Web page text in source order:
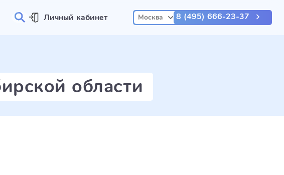
Личный кабинет Москва 8 (495) 666-23-37
области